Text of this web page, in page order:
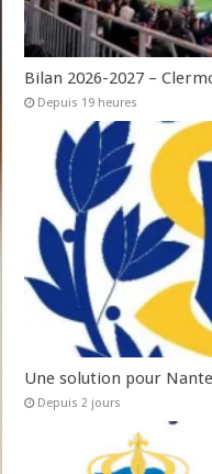
Bilan 2026-2027 –
Depuis 19 heures
Une solution pour
Depuis 2 jours